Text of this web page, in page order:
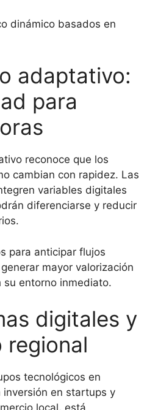
dinámico basados en
adaptativo:
para
reconoce que los
cambian con rapidez. Las
variables digitales
diferenciarse y reducir
para anticipar flujos
mayor valorización
su entorno inmediato.
digitales y
regional
tecnológicos en
en startups y